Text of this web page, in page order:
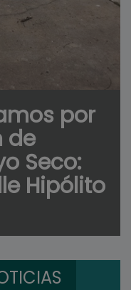
por
de
Seco:
Hipólito